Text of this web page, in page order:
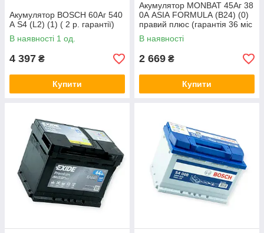
Акумулятор BOSCH 60Аг 540
А S4 (L2) (1) ( 2 р. гарантії)
В наявності 1 од.
4 397 ₴
Купити
Акумулятор MONBAT 45Аг 38
0А ASIA FORMULA (B24) (0)
правий плюс (гарантія 36 міс
яців)
В наявності
2 669 ₴
Купити